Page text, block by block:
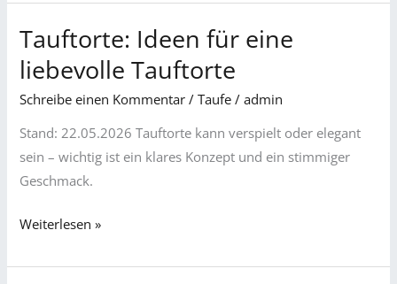
Tauftorte: Ideen für eine
liebevolle Tauftorte
Schreibe einen Kommentar /Taufe /admin
Stand: 22.05.2026 Tauftorte kann verspielt oder elegant
sein – wichtig ist ein klares Konzept und ein stimmiger
Geschmack.
Tauftorte:
Ideen
für
eine
liebevolle
Tauftorte
Weiterlesen »